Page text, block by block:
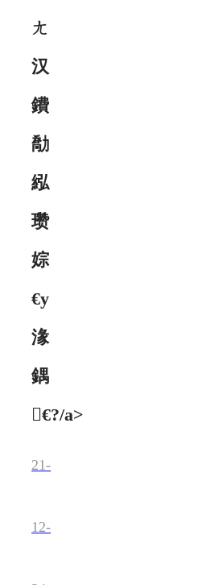
ㄤ
汉
鐨
勪
紭
瓒
婃
€у
湪
鍝
€?/a>
21-
12-